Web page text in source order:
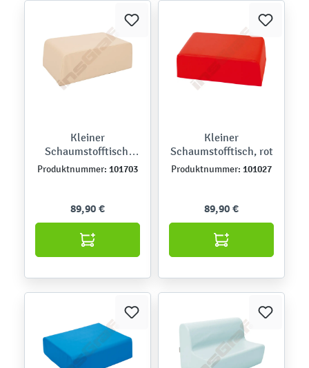
Kleiner
Schaumstofftisch,
beige
Produktnummer: 101703
89,90 €
Kleiner
Schaumstofftisch, rot
Produktnummer: 101027
89,90 €